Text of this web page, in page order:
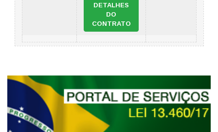
DETALHES
DO
CONTRATO